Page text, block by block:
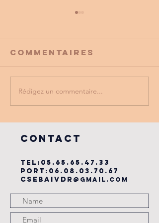
PROMO
PARTENAIRE
Commentaires
Rédigez un commentaire...
COntact
TEL: 05.65.65.47.33
PORT: 06.08.03.70.67
csebaivdr @gmail.com